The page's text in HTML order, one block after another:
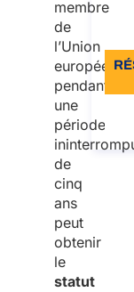
membre
de
l’Union
européenne
pendant
une
période
de
cinq
ans
peut
obtenir
le
statut